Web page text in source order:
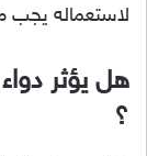
لاستعماله يجب
؟